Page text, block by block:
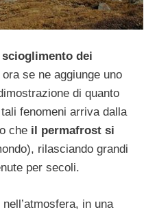
scioglimento dei
se ne aggiunge uno
di quanto
fenomeni arriva dalla
che il permafrost si
rilasciando grandi
per secoli.
in una